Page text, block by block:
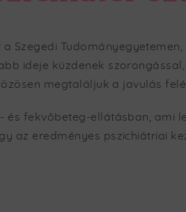
Szegedi
ideje küzdenek
megtaláljuk a javulás
fekvőbeteg-ellátásban, ami
az eredményes pszichiátriai